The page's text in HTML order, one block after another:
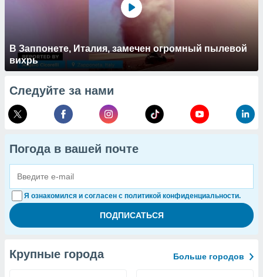
В Заппонете, Италия, замечен огромный пылевой
вихрь
Следуйте за нами
Погода в вашей почте
Я ознакомился и согласен с политикой конфиденциальности.
Крупные города Больше городов